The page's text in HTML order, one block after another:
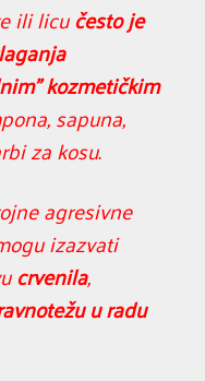
ili licučesto je
kozmetičkim
sapuna,
za kosu.
agresivne
izazvati
crvenila,
u radu